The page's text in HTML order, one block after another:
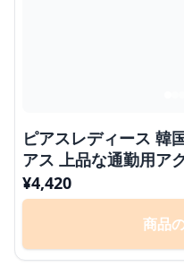
ピアスレディース 韓
アス 上品な通勤用ア
¥4,420
商品